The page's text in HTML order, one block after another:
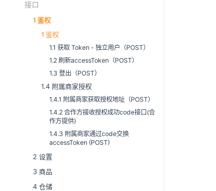
接口
1 鉴权
1 鉴权
1.1 获取 Token - 独立用户（POST）
1.2 刷新accessToken（POST）
1.3 登出（POST）
1.4 附属商家授权
1.4.1 附属商家获取授权地址（POST）
1.4.2 合作方接收授权成功code接口(合
作方提供)
1.4.3 附属商家通过code交换
accessToken (POST)
2 设置
3 商品
4 仓储